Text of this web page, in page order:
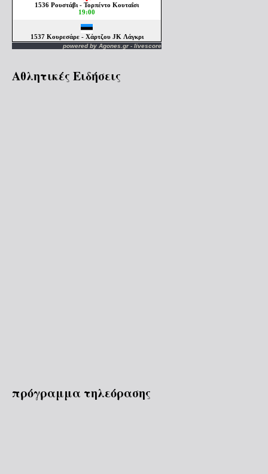
powered by Agones.gr- livescore
Αθλητικές Ειδήσεις
πρόγραμμα τηλεόρασης